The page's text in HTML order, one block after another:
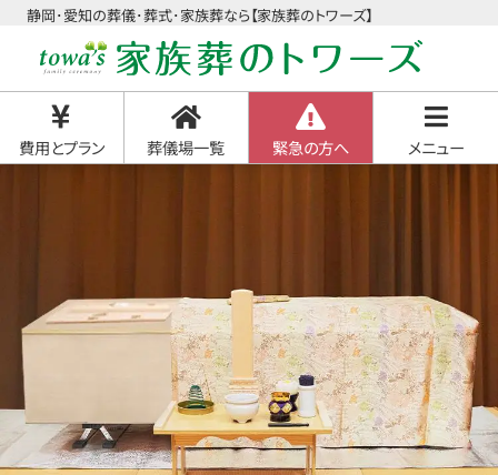
静岡･愛知の葬儀･葬式･家族葬なら【家族葬のトワーズ】
費用とプラン 葬儀場一覧 緊急の方へ メニュー